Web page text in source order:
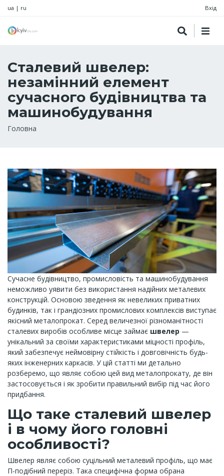
ua | ru Вхід
Сталевий швелер:
незамінний елемент
сучасного будівництва та
машинобудування
Рядок
Головна
Сучасне будівництво, промисловість та машинобудування
неможливо уявити без використання надійних металевих
конструкцій. Основою зведення як невеликих приватних
будинків, так і грандіозних промислових комплексів виступає
якісний металопрокат. Серед величезної різноманітності
сталевих виробів особливе місце займає швелер —
унікальний за своїми характеристиками міцності профіль,
який забезпечує неймовірну стійкість і довговічність будь-
яких інженерних каркасів. У цій статті ми детально
розберемо, що являє собою цей вид металопрокату, де він
застосовується і як зробити правильний вибір під час його
придбання.
Що таке сталевий швелер
і в чому його головні
особливості?
Швелер являє собою суцільний металевий профіль, що має
П-подібний переріз. Така специфічна форма обрана